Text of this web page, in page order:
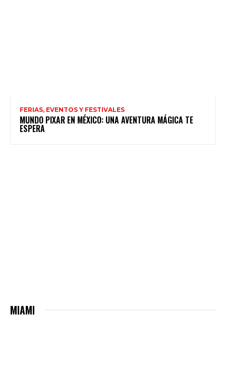
FERIAS, EVENTOS Y FESTIVALES
MUNDO PIXAR EN MÉXICO: UNA AVENTURA MÁGICA TE
ESPERA
MIAMI